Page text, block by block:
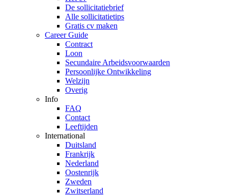
De sollicitatiebrief
Alle sollicitatietips
Gratis cv maken
Career Guide
Contract
Loon
Secundaire Arbeidsvoorwaarden
Persoonlijke Ontwikkeling
Welzijn
Overig
Info
FAQ
Contact
Leeftijden
International
Duitsland
Frankrijk
Nederland
Oostenrijk
Zweden
Zwitserland